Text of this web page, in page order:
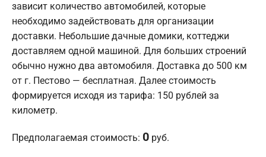
зависит количество автомобилей, которые
необходимо задействовать для организации
доставки. Небольшие дачные домики, коттеджи
доставляем одной машиной. Для больших строений
обычно нужно два автомобиля. Доставка до 500 км
от г. Пестово — бесплатная. Далее стоимость
формируется исходя из тарифа: 150 рублей за
километр.
Предполагаемая стоимость: 0 руб.